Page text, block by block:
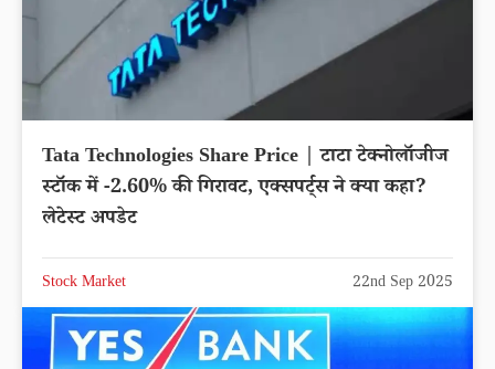
Tata Technologies Share Price | टाटा टेक्नोलॉजीज
स्टॉक में -2.60% की गिरावट, एक्सपर्ट्स ने क्या कहा?
लेटेस्ट अपडेट
Stock Market 22nd Sep 2025